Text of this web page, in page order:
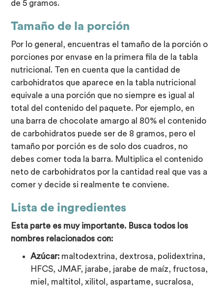
de 5 gramos.
Tamaño de la porción
Por lo general, encuentras el tamaño de la porción o
porciones por envase en la primera fila de la tabla
nutricional. Ten en cuenta que la cantidad de
carbohidratos que aparece en la tabla nutricional
equivale a una porción que no siempre es igual al
total del contenido del paquete. Por ejemplo, en
una barra de chocolate amargo al 80% el contenido
de carbohidratos puede ser de 8 gramos, pero el
tamaño por porción es de solo dos cuadros, no
debes comer toda la barra. Multiplica el contenido
neto de carbohidratos por la cantidad real que vas a
comer y decide si realmente te conviene.
Lista de ingredientes
Esta parte es muy importante. Busca todos los
nombres relacionados con:
Azúcar: maltodextrina, dextrosa, polidextrina,
HFCS, JMAF, jarabe, jarabe de maíz, fructosa,
miel, maltitol, xilitol, aspartame, sucralosa,